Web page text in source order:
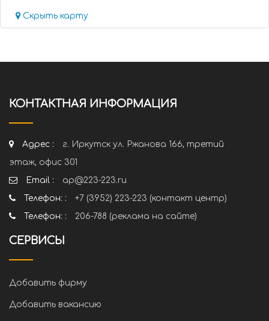
Скрыть карту
КОНТАКТНАЯ ИНФОРМАЦИЯ
Адрес :
г. Иркутск ул. Ржанова 166, третий
этаж, офис 301
Email :
ap@223-223.ru
Телефон: :
+7 (3952) 223-223 (контакт центр)
Телефон: :
206-788 (реклама на сайте)
СЕРВИСЫ
Добавить фирму
Добавить вакансию